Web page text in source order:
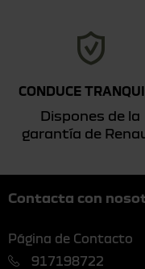
CONDUCE
Dispones de la
garantía de
Contacta con
Página de Contacto
917198722